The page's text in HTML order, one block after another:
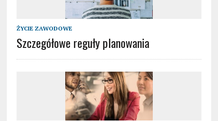
ŻYCIE ZAWODOWE
Szczegółowe reguły planowania